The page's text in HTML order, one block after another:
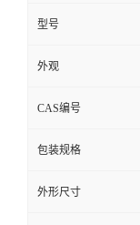
型号
外观
CAS编号
包装规格
外形尺寸